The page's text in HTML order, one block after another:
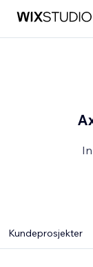
Kundeprosjekter